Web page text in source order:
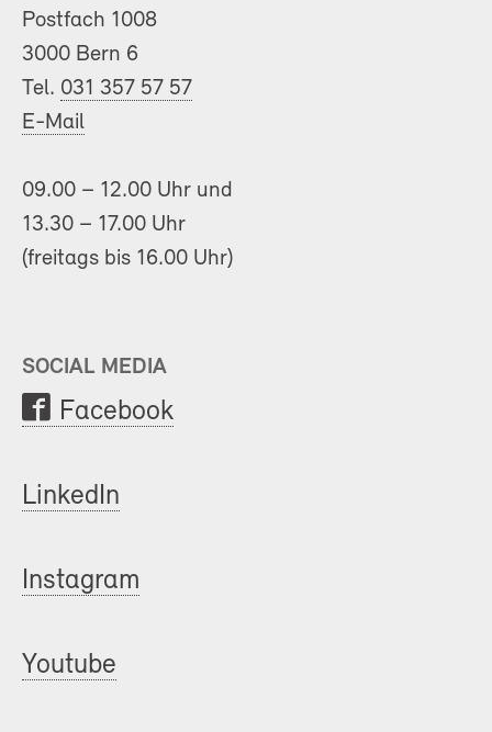
Postfach 1008
3000 Bern 6
Tel. 031 357 57 57
E-Mail
09.00 – 12.00 Uhr und
13.30 – 17.00 Uhr
(freitags bis 16.00 Uhr)
SOCIAL MEDIA
Facebook
LinkedIn
Instagram
Youtube